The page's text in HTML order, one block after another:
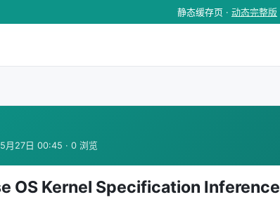
静态缓存页 · 动态完整版
月27日 00:45 · 0 浏览
OS Kernel Specification Inference